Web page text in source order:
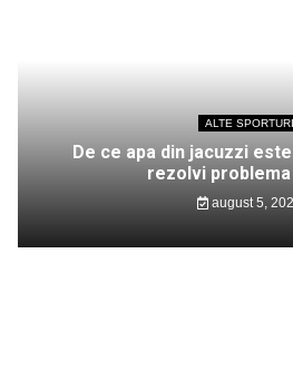
ALTE SPORTURI
De ce apa din jacuzzi
rezolvi
august 5,